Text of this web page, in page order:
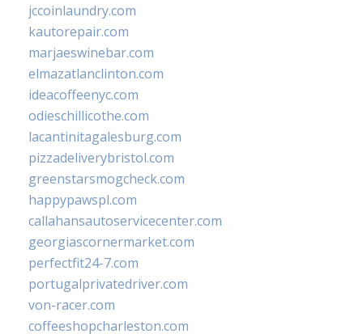
jccoinlaundry.com
kautorepair.com
marjaeswinebar.com
elmazatlanclinton.com
ideacoffeenyc.com
odieschillicothe.com
lacantinitagalesburg.com
pizzadeliverybristol.com
greenstarsmogcheck.com
happypawspl.com
callahansautoservicecenter.com
georgiascornermarket.com
perfectfit24-7.com
portugalprivatedriver.com
von-racer.com
coffeeshopcharleston.com